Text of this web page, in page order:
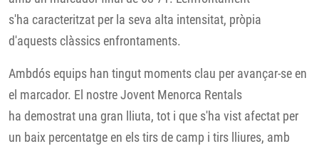
s'ha caracteritzat per la seva alta intensitat, pròpia
d'aquests clàssics enfrontaments.
Ambdós equips han tingut moments clau per avançar-se en
el marcador. El nostre Jovent Menorca Rentals
ha demostrat una gran lliuta, tot i que s'ha vist afectat per
un baix percentatge en els tirs de camp i tirs lliures, amb